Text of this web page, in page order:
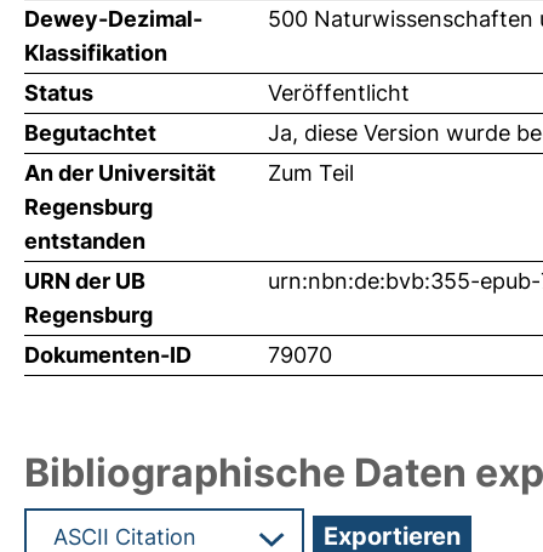
Dewey-Dezimal-
Klassifikation
500 Naturwissenschaften
Status
Veröffentlicht
Begutachtet
Ja, diese Version wurde
An der Universität
Regensburg
entstanden
Zum Teil
URN der UB
Regensburg
urn:nbn:de:bvb:355-
Dokumenten-ID 79070
Bibliographische Daten